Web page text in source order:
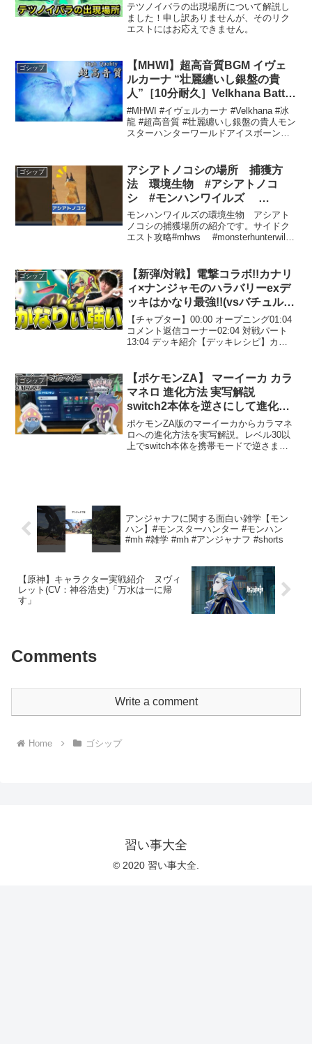
テツノイバラの出現場所について解説し
ました！申し訳ありませんが、そのリク
エストにはお応えできません。
ゴシップ
【MHWI】超高音質BGM イヴェ
ルカーナ “壮麗纏いし銀盤の貴
人”［10分耐久］Velkhana Battle
Theme OST［High Quality
Sound］
#MHWI #イヴェルカーナ #Velkhana #冰
龍 #超高音質 #壮麗纏いし銀盤の貴人モン
スターハンターワールドアイスボーン
ゴシップ
アシアトノコシの場所 捕獲方
法 環境生物 #アシアトノコ
シ #モンハンワイルズ
#mhwilds
モンハンワイルズの環境生物 アシアト
ノコシの捕獲場所の紹介です。サイドク
エスト攻略#mhws #monsterhunterwilds
「足跡残し」は、そのユニークな外...
ゴシップ
【新弾/対戦】電撃コラボ!!カナリ
ィ×ナンジャモのハラバリーexデ
ッキはかなり最強!!(vsバチュルサ
ーフゴー/MEGAドリームex/ポケ
カ)
【チャプター】00:00 オープニング01:04
コメント返信コーナー02:04 対戦パート
13:04 デッキ紹介【デッキレシピ】カナ
V1...
ゴシップ
【ポケモンZA】 マーイーカ カラ
マネロ 進化方法 実写解説
switch2本体を逆さにして進化さ
せてみた
ポケモンZA版のマーイーカからカラマネ
ロへの進化方法を実写解説。レベル30以
上でswitch本体を携帯モードで逆さまに
アンジャナフに関する面白い雑学【モン
ハン】#モンスターハンター #モンハン
#mh #雑学 #mh #アンジャナフ #shorts
【原神】キャラクター実戦紹介 ヌヴィ
レット(CV：神谷浩史)「万水は一に帰
す」
Comments
Write a comment
Home ゴシップ
習い事大全
© 2020 習い事大全.